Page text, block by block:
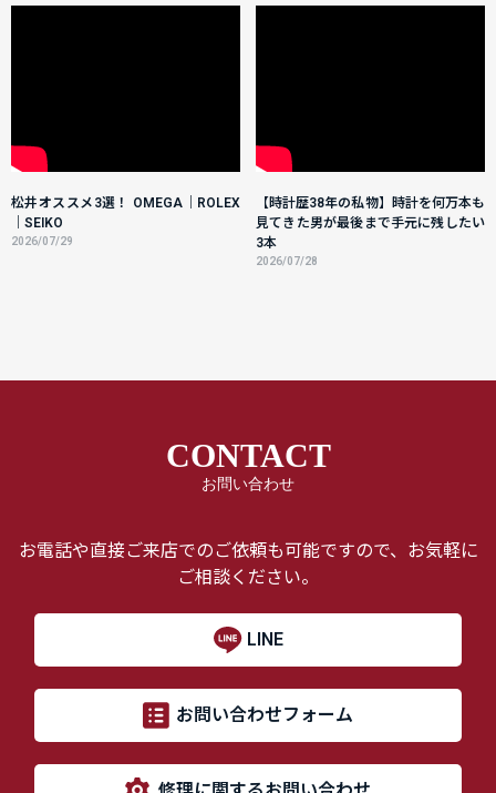
松井オススメ3選！ OMEGA｜ROLEX
｜SEIKO
2026/07/29
【時計歴38年の私物】時計を何万本も
見てきた男が最後まで手元に残したい
3本
2026/07/28
CONTACT
お問い合わせ
お電話や直接ご来店でのご依頼も可能ですので、お気軽に
ご相談ください。
LINE
お問い合わせフォーム